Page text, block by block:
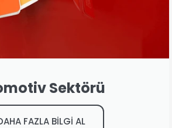
Sektörü
FAZLA BİLGİ AL